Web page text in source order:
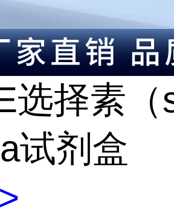
选择素（
试剂盒